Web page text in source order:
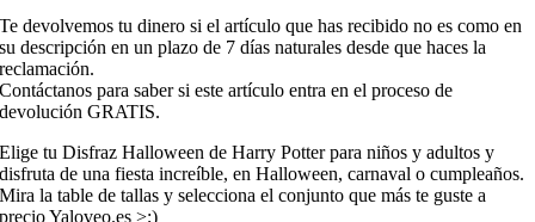
Te devolvemos tu dinero si el artículo que has recibido no es como en
su descripción en un plazo de 7 días naturales desde que haces la
reclamación.
Contáctanos para saber si este artículo entra en el proceso de
devolución GRATIS.
Elige tu Disfraz Halloween de Harry Potter para niños y adultos y
disfruta de una fiesta increíble, en Halloween, carnaval o cumpleaños.
Mira la table de tallas y selecciona el conjunto que más te guste a
precio Yaloveo.es >;)